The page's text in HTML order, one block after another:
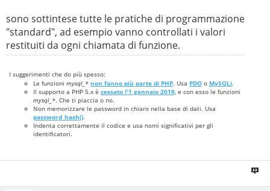
sono sottintese tutte le pratiche di programmazione
"standard", ad esempio vanno controllati i valori
restituiti da ogni chiamata di funzione.
I suggerimenti che do più spesso:
Le funzioni mysql_* non fanno più parte di PHP. Usa PDO o MySQLi.
Il supporto a PHP 5.x è cessato l'1 gennaio 2019, e con esso le funzioni
mysql_*. Che ti piaccia o no.
Non memorizzare le password in chiaro nella base di dati. Usa
password_hash().
Indenta correttamente il codice e usa nomi significativi per gli
identificatori.